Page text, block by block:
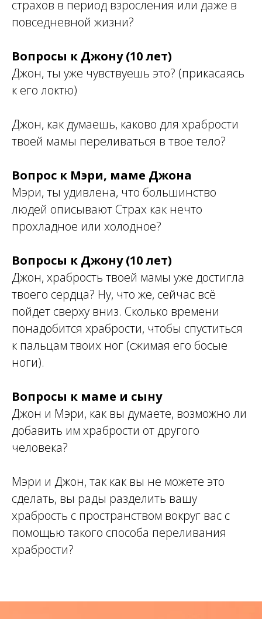
страхов в период взросления или даже в
повседневной жизни?
Вопросы к Джону (10 лет)
Джон, ты уже чувствуешь это? (прикасаясь
к его локтю)
Джон, как думаешь, каково для храбрости
твоей мамы переливаться в твое тело?
Вопрос к Мэри, маме Джона
Мэри, ты удивлена, что большинство
людей описывают Страх как нечто
прохладное или холодное?
Вопросы к Джону (10 лет)
Джон, храбрость твоей мамы уже достигла
твоего сердца? Ну, что же, сейчас всё
пойдет сверху вниз. Сколько времени
понадобится храбрости, чтобы спуститься
к пальцам твоих ног (сжимая его босые
ноги).
Вопросы к маме и сыну
Джон и Мэри, как вы думаете, возможно ли
добавить им храбрости от другого
человека?
Мэри и Джон, так как вы не можете это
сделать, вы рады разделить вашу
храбрость с пространством вокруг вас с
помощью такого способа переливания
храбрости?